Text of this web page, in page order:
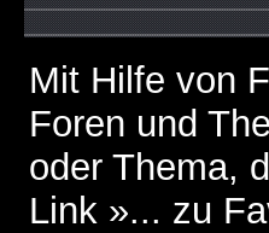
Mit Hilfe von
Foren und
oder Thema,
Link »... zu